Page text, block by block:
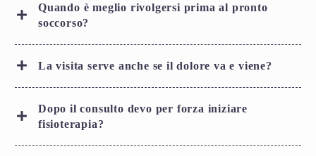
Quando è meglio rivolgersi prima al pronto
soccorso?
La visita serve anche se il dolore va e viene?
Dopo il consulto devo per forza iniziare
fisioterapia?